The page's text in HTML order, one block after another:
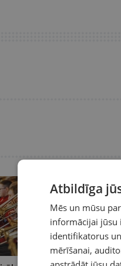
Atbildīga
Mēs un mūsu
informācijai jūsu
identifikatorus
mērīšanai,